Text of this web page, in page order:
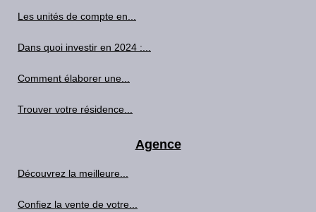
Les unités de compte en...
Dans quoi investir en 2024 :...
Comment élaborer une...
Trouver votre résidence...
Agence
Découvrez la meilleure...
Confiez la vente de votre...